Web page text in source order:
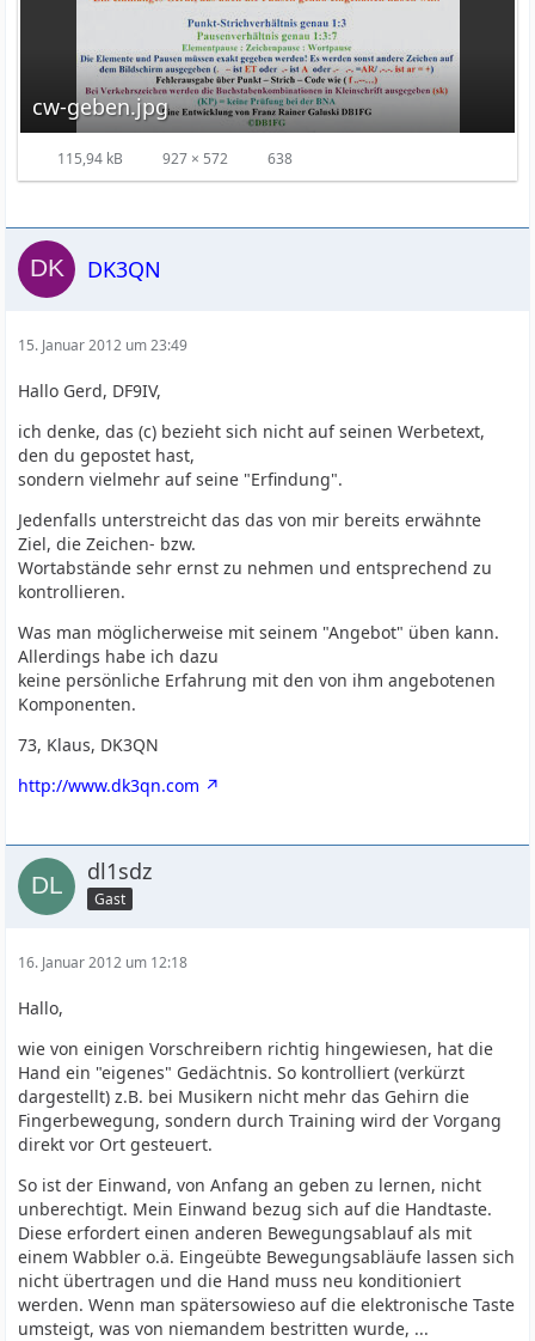
cw-geben.jpg
115,94 kB 927 × 572 638
DK3QN
15. Januar 2012 um 23:49
Hallo Gerd, DF9IV,
ich denke, das (c) bezieht sich nicht auf seinen Werbetext,
den du gepostet hast,
sondern vielmehr auf seine "Erfindung".
Jedenfalls unterstreicht das das von mir bereits erwähnte
Ziel, die Zeichen- bzw.
Wortabstände sehr ernst zu nehmen und entsprechend zu
kontrollieren.
Was man möglicherweise mit seinem "Angebot" üben kann.
Allerdings habe ich dazu
keine persönliche Erfahrung mit den von ihm angebotenen
Komponenten.
73, Klaus, DK3QN
http://www.dk3qn.com
dl1sdz
Gast
16. Januar 2012 um 12:18
Hallo,
wie von einigen Vorschreibern richtig hingewiesen, hat die
Hand ein "eigenes" Gedächtnis. So kontrolliert (verkürzt
dargestellt) z.B. bei Musikern nicht mehr das Gehirn die
Fingerbewegung, sondern durch Training wird der Vorgang
direkt vor Ort gesteuert.
So ist der Einwand, von Anfang an geben zu lernen, nicht
unberechtigt. Mein Einwand bezug sich auf die Handtaste.
Diese erfordert einen anderen Bewegungsablauf als mit
einem Wabbler o.ä. Eingeübte Bewegungsabläufe lassen sich
nicht übertragen und die Hand muss neu konditioniert
werden. Wenn man spätersowieso auf die elektronische Taste
umsteigt, was von niemandem bestritten wurde, ...